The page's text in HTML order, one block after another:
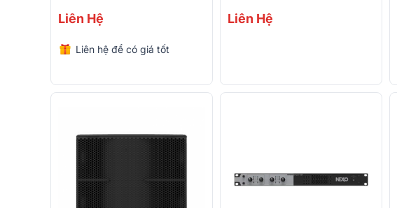
Liên Hệ
Liên hệ để có giá tốt
Liên Hệ